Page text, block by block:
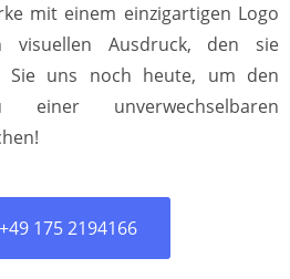
mit einem einzigartigen Logo
visuellen Ausdruck, den sie
Sie uns noch heute, um den
unverwechselbaren
175 2194166